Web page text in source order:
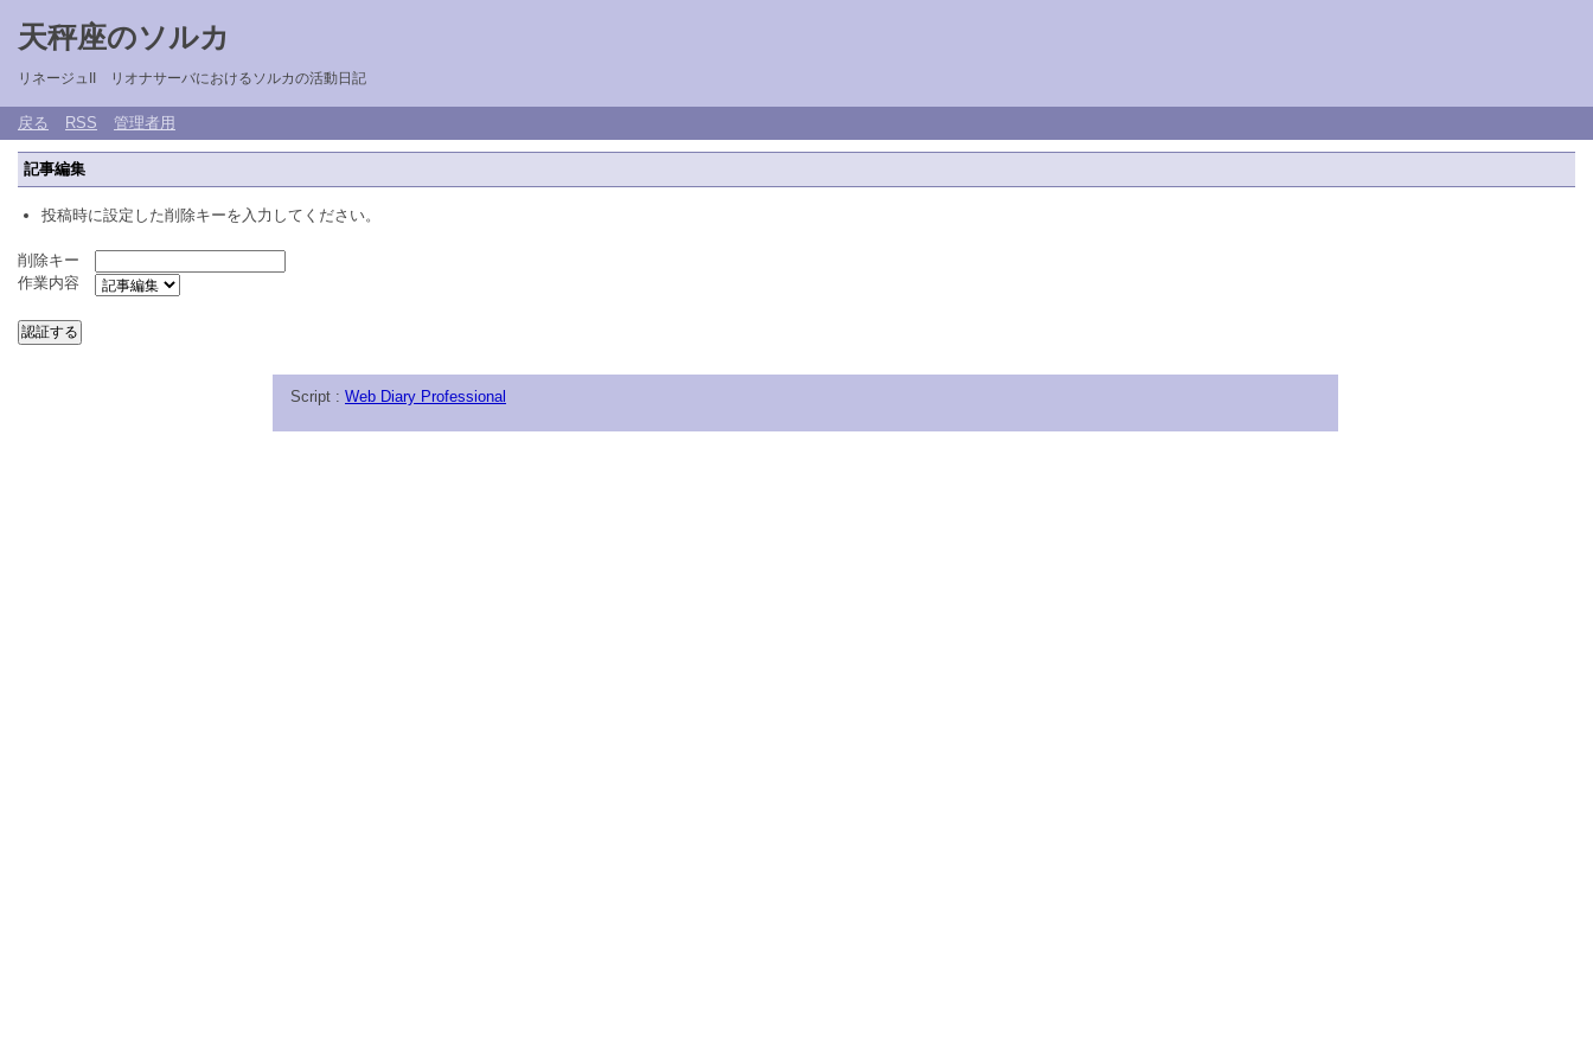
天秤座のソルカ
リネージュII リオナサーバにおけるソルカの活動日記
戻る RSS 管理者用
記事編集
投稿時に設定した削除キーを入力してください。
削除キー
作業内容
Script : Web Diary Professional